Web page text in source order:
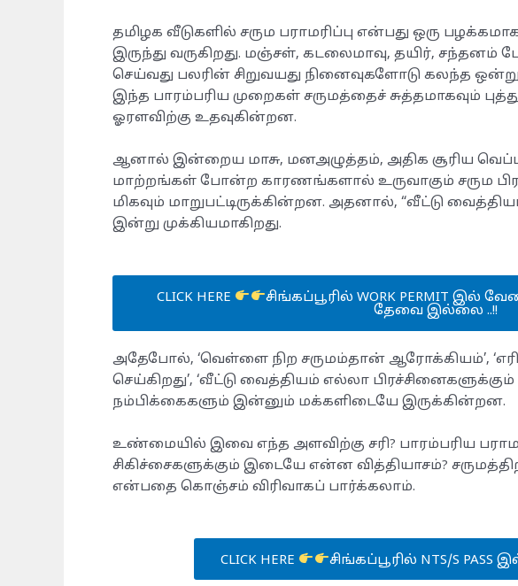
​தமிழக வீடுகளில் சரும பராமரிப்பு என்பது ஒரு
இருந்து வருகிறது. மஞ்சள், கடலைமாவு, தயிர்,
செய்வது பலரின் சிறுவயது நினைவுகளோடு கலந்த
​இந்த பாரம்பரிய முறைகள் சருமத்தைச் சுத்தமாகவும்
ஓரளவிற்கு உதவுகின்றன.
ஆனால் இன்றைய மாசு, மனஅழுத்தம், அதிக சூரிய
மாற்றங்கள் போன்ற காரணங்களால் உருவாகும் சரும
மிகவும் மாறுபட்டிருக்கின்றன. அதனால், “வீட்டு
இன்று முக்கியமாகிறது.
CLICK HERE சிங்கப்பூரில் WORK PERMIT இல்
தேவை இல்லை ..!!
அதேபோல், ‘வெள்ளை நிற சருமம்தான் ஆரோக்கியம்’,
செய்கிறது’, ‘வீட்டு வைத்தியம் எல்லா
நம்பிக்கைகளும் இன்னும் மக்களிடையே இருக்கின்றன.
உண்மையில் இவை எந்த அளவிற்கு சரி? பாரம்பரிய
சிகிச்சைகளுக்கும் இடையே என்ன வித்தியாசம்?
என்பதை கொஞ்சம் விரிவாகப் பார்க்கலாம்.
CLICK HERE சிங்கப்பூரில் NTS/S